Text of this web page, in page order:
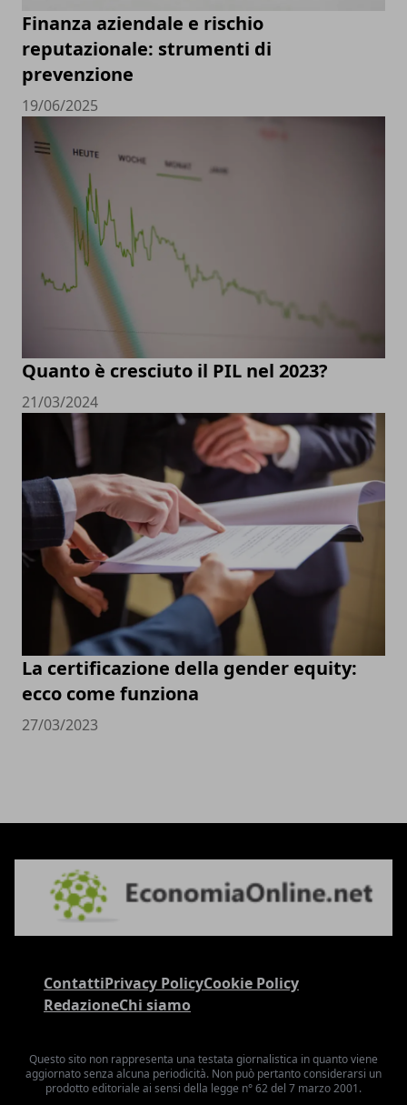
Finanza aziendale e rischio
reputazionale: strumenti di
prevenzione
19/06/2025
Quanto è cresciuto il PIL nel 2023?
21/03/2024
La certificazione della gender equity:
ecco come funziona
27/03/2023
ContattiPrivacy PolicyCookie Policy
RedazioneChi siamo
Questo sito non rappresenta una testata giornalistica in quanto viene
aggiornato senza alcuna periodicità. Non può pertanto considerarsi un
prodotto editoriale ai sensi della legge n° 62 del 7 marzo 2001.